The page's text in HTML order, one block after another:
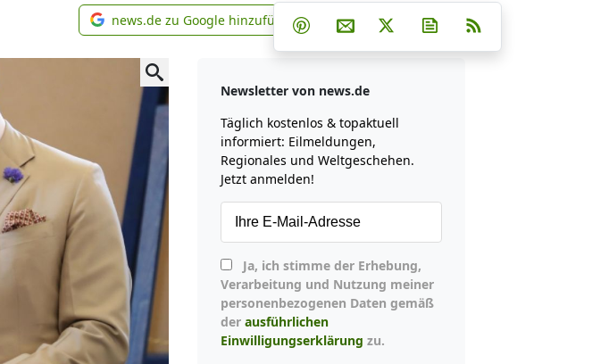
news.de zu Google hinzufügen
news.de zu Google hinzufügen Teilen auf Facebook
Teilen auf Whatsapp
Teilen auf Telegram
Teilen auf Pinterest
Per E-Mail teilen
Post auf XNewsletter
Newsletter von news.de
Täglich kostenlos & topaktuell
informiert: Eilmeldungen,
Regionales und Weltgeschehen.
Jetzt anmelden!
Verarbeitung und Nutzung meiner
personenbezogenen Daten gemäß
der ausführlichen
Einwilligungserklärung zu.